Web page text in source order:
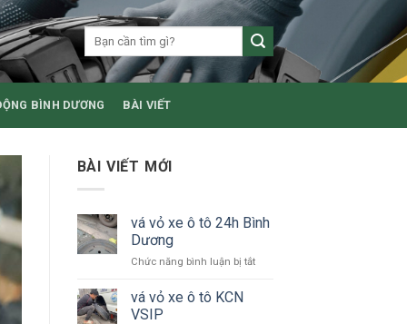
BÌNH DƯƠNG BÀI VIẾT
BÀI VIẾT MỚI
vá vỏ xe ô tô 24h Bình
Dương
Chức năng bình luận bị tắtở
vá vỏ xe ô tô KCN
VSIP